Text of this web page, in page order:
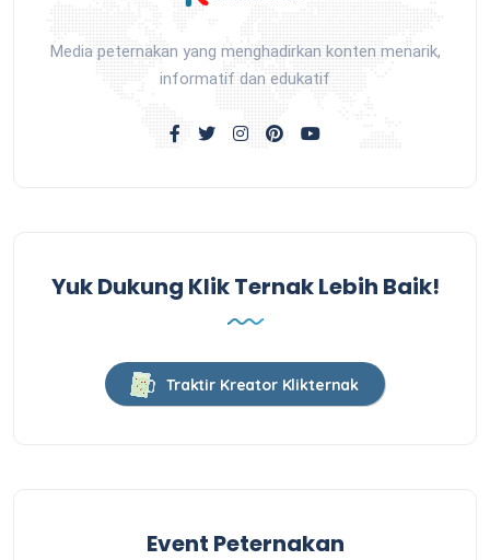
Media peternakan yang menghadirkan konten menarik,
informatif dan edukatif
Yuk Dukung Klik Ternak Lebih Baik!
Traktir Kreator Klikternak
Event Peternakan